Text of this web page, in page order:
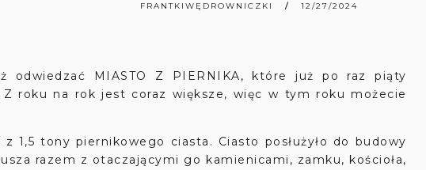
FRANTKIWĘDROWNICZKI 12/27/2024
odwiedzać MIASTO Z PIERNIKA, które już po raz piąty
Z roku na rok jest coraz większe, więc w tym roku możecie
1,5 tony piernikowego ciasta. Ciasto posłużyło do budowy
razem z otaczającymi go kamienicami, zamku, kościoła,